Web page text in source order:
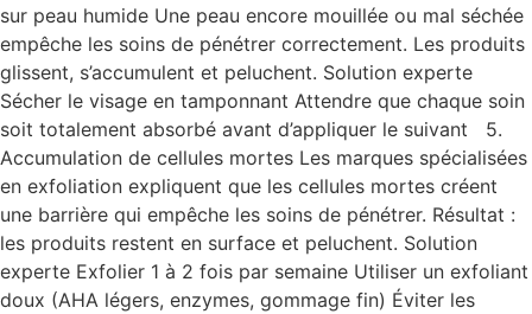
sur peau humide Une peau encore mouillée ou mal séchée
empêche les soins de pénétrer correctement. Les produits
glissent, s’accumulent et peluchent. Solution experte
Sécher le visage en tamponnant Attendre que chaque soin
soit totalement absorbé avant d’appliquer le suivant 5.
Accumulation de cellules mortes Les marques spécialisées
en exfoliation expliquent que les cellules mortes créent
une barrière qui empêche les soins de pénétrer. Résultat :
les produits restent en surface et peluchent. Solution
experte Exfolier 1 à 2 fois par semaine Utiliser un exfoliant
doux (AHA légers, enzymes, gommage fin) Éviter les